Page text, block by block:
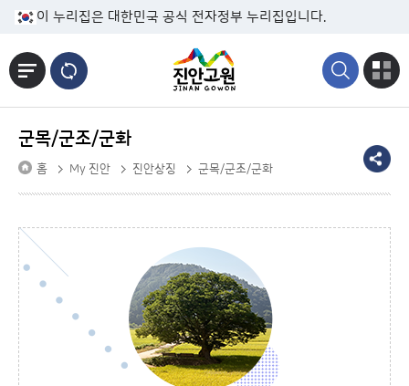
본문바로가기
이 누리집은 대한민국 공식 전자정부 누리집입니다.
군목/군조/군화
홈 My 진안 진안상징 군목/군조/군화